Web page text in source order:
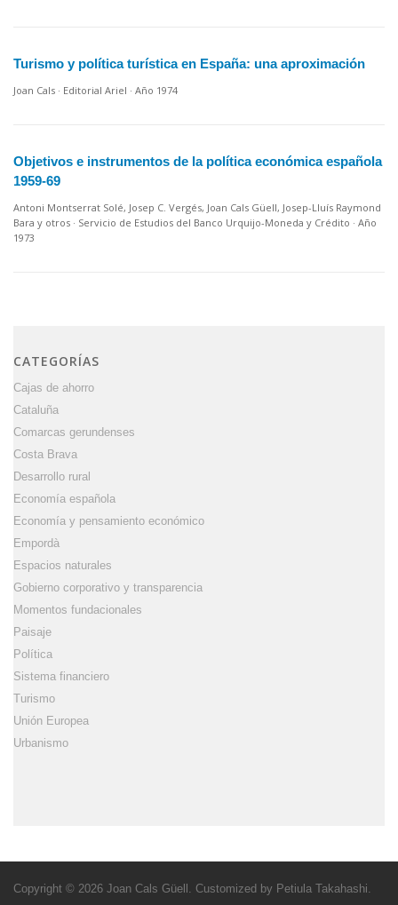
Turismo y política turística en España: una aproximación
Joan Cals · Editorial Ariel · Año 1974
Objetivos e instrumentos de la política económica española
1959-69
Antoni Montserrat Solé, Josep C. Vergés, Joan Cals Güell, Josep-Lluís Raymond
Bara y otros · Servicio de Estudios del Banco Urquijo-Moneda y Crédito · Año
1973
CATEGORÍAS
Cajas de ahorro
Cataluña
Comarcas gerundenses
Costa Brava
Desarrollo rural
Economía española
Economía y pensamiento económico
Empordà
Espacios naturales
Gobierno corporativo y transparencia
Momentos fundacionales
Paisaje
Política
Sistema financiero
Turismo
Unión Europea
Urbanismo
Copyright © 2026 Joan Cals Güell . Customized by Petiula Takahashi.